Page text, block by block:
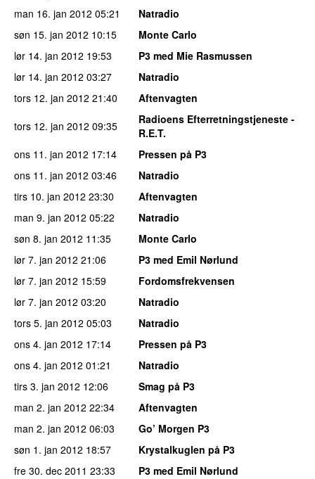
man 16. jan 2012 05:21
Natradio
søn 15. jan 2012 10:15
Monte Carlo
lør 14. jan 2012 19:53
P3 med Mie Rasmussen
lør 14. jan 2012 03:27
Natradio
tors 12. jan 2012 21:40
Aftenvagten
tors 12. jan 2012 09:35
Radioens Efterretningstjeneste -
R.E.T.
ons 11. jan 2012 17:14
Pressen på P3
ons 11. jan 2012 03:46
Natradio
tirs 10. jan 2012 23:30
Aftenvagten
man 9. jan 2012 05:22
Natradio
søn 8. jan 2012 11:35
Monte Carlo
lør 7. jan 2012 21:06
P3 med Emil Nørlund
lør 7. jan 2012 15:59
Fordomsfrekvensen
lør 7. jan 2012 03:20
Natradio
tors 5. jan 2012 05:03
Natradio
ons 4. jan 2012 17:14
Pressen på P3
ons 4. jan 2012 01:21
Natradio
tirs 3. jan 2012 12:06
Smag på P3
man 2. jan 2012 22:34
Aftenvagten
man 2. jan 2012 06:03
Go’ Morgen P3
søn 1. jan 2012 18:57
Krystalkuglen på P3
fre 30. dec 2011 23:33
P3 med Emil Nørlund